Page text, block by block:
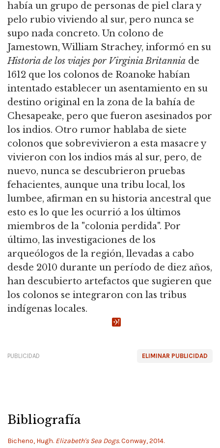
había un grupo de personas de piel clara y
pelo rubio viviendo al sur, pero nunca se
supo nada concreto. Un colono de
Jamestown, William Strachey, informó en su
Historia de los viajes por Virginia Britannia de
1612 que los colonos de Roanoke habían
intentado establecer un asentamiento en su
destino original en la zona de la bahía de
Chesapeake, pero que fueron asesinados por
los indios. Otro rumor hablaba de siete
colonos que sobrevivieron a esta masacre y
vivieron con los indios más al sur, pero, de
nuevo, nunca se descubrieron pruebas
fehacientes, aunque una tribu local, los
lumbee, afirman en su historia ancestral que
esto es lo que les ocurrió a los últimos
miembros de la "colonia perdida". Por
último, las investigaciones de los
arqueólogos de la región, llevadas a cabo
desde 2010 durante un período de diez años,
han descubierto artefactos que sugieren que
los colonos se integraron con las tribus
indígenas locales.
ELIMINAR PUBLICIDAD
PUBLICIDAD
Bibliografía
Bicheno, Hugh. Elizabeth's Sea Dogs.Conway, 2014.